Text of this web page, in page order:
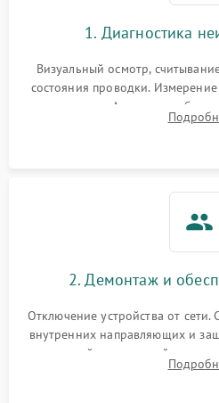
1. Диагностика
Визуальный осмотр,
состояния проводки.
колодке. Анализ жалоб на
конвекцией, панелью
2. Демонтаж и
Отключение устройства от сети.
внутренних направляющих и
задней или верхней панели
нагревательным элементам,